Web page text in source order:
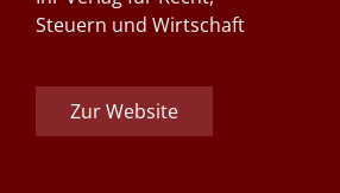
Steuern und Wirtschaft
Zur Website